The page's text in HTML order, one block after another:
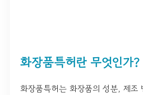
화장품특허란 무엇인가?
화장품특허는 화장품의 성분, 제조